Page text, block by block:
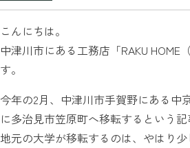
こんにちは。
中津川市にある工務店「RAKU HOME
す。
今年の2月、中津川市手賀野にある中
に多治見市笠原町へ移転するという記
地元の大学が移転するのは、やはり少